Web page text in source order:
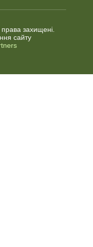
права захищені.
сайту